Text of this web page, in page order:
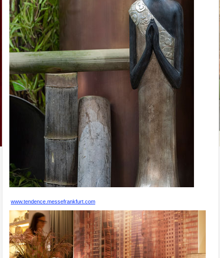
www.tendence.messefrankfurt.com